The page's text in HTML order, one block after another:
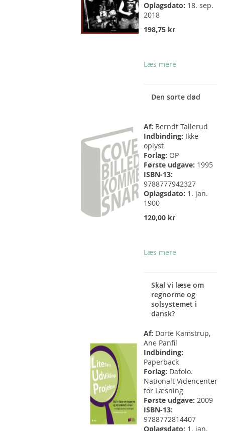
Oplagsdato: 18. sep.
2018
198,75 kr
Læs mere
Den sorte død
Af: Berndt Tallerud
Indbinding: Ikke
oplyst
Forlag: OP
Første udgave: 1995
ISBN-13:
9788777942327
Oplagsdato: 1. jan.
1900
120,00 kr
Læs mere
Skal vi læse om
regnorme og
solsystemet i
dansk?
Af: Dorte Kamstrup,
Ane Panfil
Indbinding:
Paperback
Forlag: Dafolo.
Nationalt Videncenter
for Læsning
Første udgave: 2009
ISBN-13:
9788772814407
Oplagsdato: 1. jan.